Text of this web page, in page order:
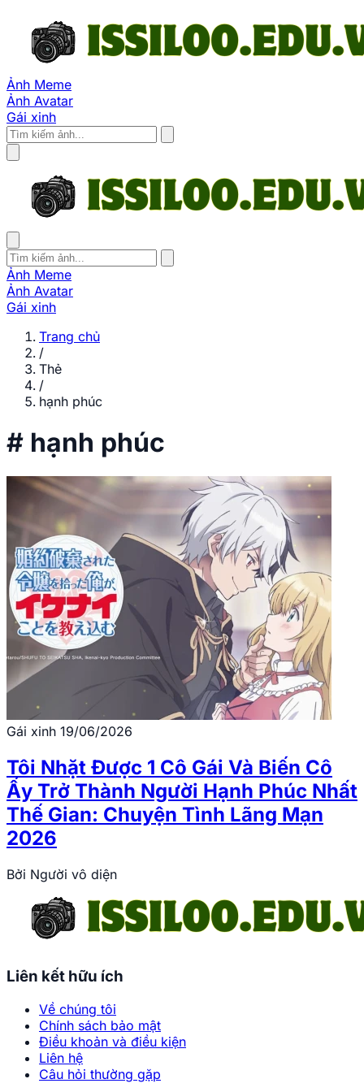
Ảnh Meme
Ảnh Avatar
Gái xinh
Ảnh Meme
Ảnh Avatar
Gái xinh
Trang chủ
/
Thẻ
/
hạnh phúc
# hạnh phúc
Gái xinh 19/06/2026
Tôi Nhặt Được 1 Cô Gái Và Biến Cô
Ấy Trở Thành Người Hạnh Phúc Nhất
Thế Gian: Chuyện Tình Lãng Mạn
2026
Bởi Người vô diện
Liên kết hữu ích
Về chúng tôi
Chính sách bảo mật
Điều khoản và điều kiện
Liên hệ
Câu hỏi thường gặp